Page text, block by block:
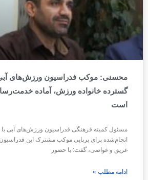
محسنی: موکب فدراسیون ورزش‌های
گسترده خانواده ورزش، آماده
است
مسئول کمیته فرهنگی فدراسیون ورزش‌های آبی با
انجام‌شده برای برپایی موکب مشترک این
غریق و غواصی، گفت: با حضور
ادامه مطلب »